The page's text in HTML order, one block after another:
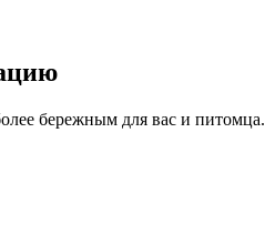
бережным для вас и питомца.